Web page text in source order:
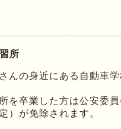
所
んの身近にある自動車学
を卒業した方は公安委
）が免除されます。